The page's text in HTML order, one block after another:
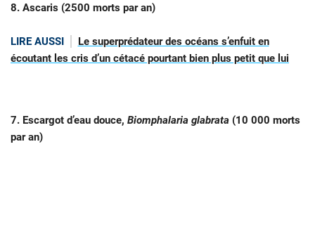
8. Ascaris (2500 morts par an)
LIRE AUSSI
Le superprédateur des océans s’enfuit en
écoutant les cris d’un cétacé pourtant bien plus petit que lui
7. Escargot d’eau douce, Biomphalaria glabrata (10 000 morts
par an)